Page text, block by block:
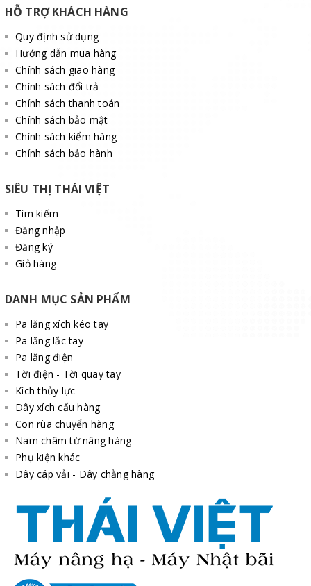
HỖ TRỢ KHÁCH HÀNG
Quy định sử dụng
Hướng dẫn mua hàng
Chính sách giao hàng
Chính sách đổi trả
Chính sách thanh toán
Chính sách bảo mật
Chính sách kiểm hàng
Chính sách bảo hành
SIÊU THỊ THÁI VIỆT
Tìm kiếm
Đăng nhập
Đăng ký
Giỏ hàng
DANH MỤC SẢN PHẨM
Pa lăng xích kéo tay
Pa lăng lắc tay
Pa lăng điện
Tời điện - Tời quay tay
Kích thủy lực
Dây xích cẩu hàng
Con rùa chuyển hàng
Nam châm từ nâng hàng
Phụ kiện khác
Dây cáp vải - Dây chằng hàng